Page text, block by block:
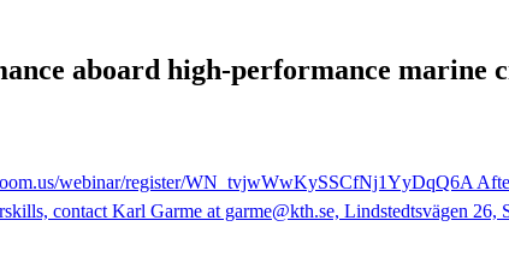
aboard high-performance marine
webinar/register/WN_tvjwWwKySSCfNj1YyDqQ6A
contact Karl Garme at garme@kth.se, Lindstedtsvägen 26,